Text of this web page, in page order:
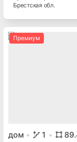
Брестская обл.
Премиум
дом 1